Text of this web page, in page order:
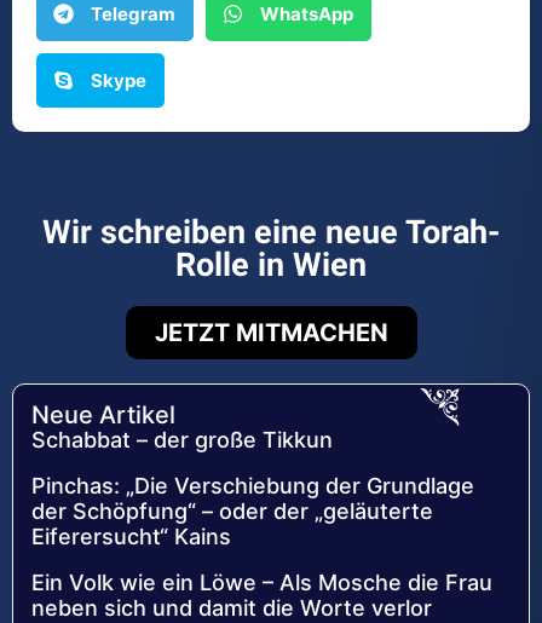
Telegram WhatsApp
Skype
Wir schreiben eine neue Torah-
Rolle in Wien
JETZT MITMACHEN
Neue Artikel
Schabbat – der große Tikkun
Pinchas: „Die Verschiebung der Grundlage
der Schöpfung“ – oder der „geläuterte
Eiferersucht“ Kains
Ein Volk wie ein Löwe – Als Mosche die Frau
neben sich und damit die Worte verlor